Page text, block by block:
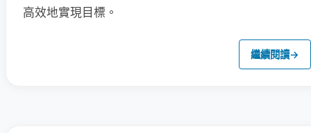
高效地實現目標。
繼續閱讀→